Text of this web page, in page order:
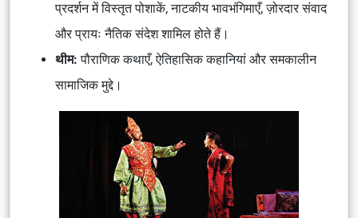
प्रदर्शन में विस्तृत पोशाकें, नाटकीय भावभंगिमाएँ, ज़ोरदार संवाद
और प्रायः नैतिक संदेश शामिल होते हैं।
थीम: पौराणिक कथाएँ, ऐतिहासिक कहानियां और समकालीन
सामाजिक मुद्दे।